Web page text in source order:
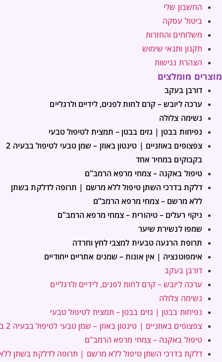
החשבון שלי
ביטול עסקה
משלוחים והחזרות
תקנון ותנאי שימוש
הצהרת נגישות
מוצרים מומלצים
דורבן בעקב
ערכה ליובש – קרם לחות לפנים, לידיים ולרגליים
נשימה צלולה
נפיחות בבטן | גזים בבטן – תמצית לטיפול טבעי
צפצופים באוזניים | טינטון באוזן – שמן טבעי לטיפול בבעיה 2
בקבוקים במחיר אחד
טיפול באקנה – צמחי מרפא הרמב"ם
דלקת בדרכי השתן טיפול ללא מרשם | תרופה לדלקת בשתן
ללא מרשם – צמחי מרפא הרמב”ם
ניקוי רעלים – טיהורית – צמחי מרפא הרמב"ם
שמפו לנשירת שיער
תרופת הרגעה טבעית למצבי לחץ וחרדה
אימפוטנציה | אין אונות – שמנים אתריים ייחודיים
דורבן בעקב
ערכה ליובש – קרם לחות לפנים, לידיים ולרגליים
נשימה צלולה
נפיחות בבטן | גזים בבטן – תמצית לטיפול טבעי
צפצופים באוזניים | טינטון באוזן – שמן טבעי לטיפול בבעיה 2 בקבוקים במחיר אחד
טיפול באקנה – צמחי מרפא הרמב"ם
דלקת בדרכי השתן טיפול ללא מרשם | תרופה לדלקת בשתן